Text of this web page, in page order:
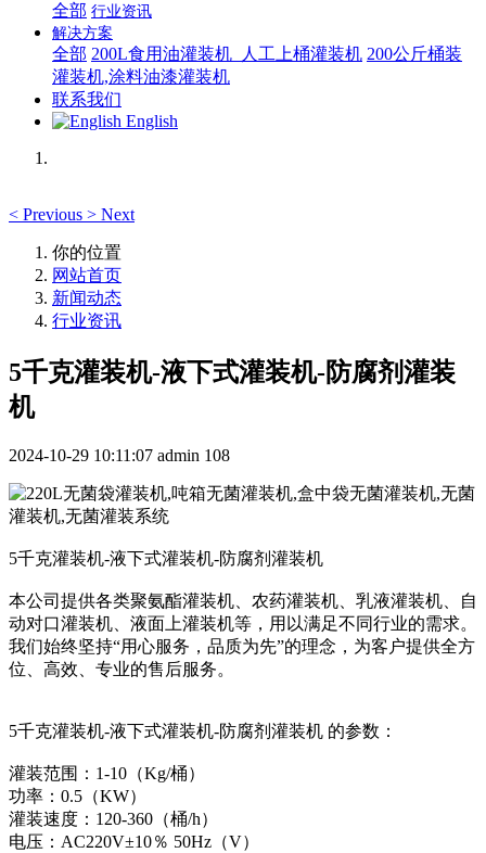
全部 行业资讯
解决方案
全部 200L食用油灌装机_人工上桶灌装机 200公斤桶装
灌装机,涂料油漆灌装机
联系我们
English
< Previous > Next
你的位置
网站首页
新闻动态
行业资讯
5千克灌装机-液下式灌装机-防腐剂灌装
机
2024-10-29 10:11:07 admin 108
5千克灌装机-液下式灌装机-防腐剂灌装机
本公司提供各类聚氨酯灌装机、农药灌装机、乳液灌装机、自
动对口灌装机、液面上灌装机等，用以满足不同行业的需求。
我们始终坚持“用心服务，品质为先”的理念，为客户提供全方
位、高效、专业的售后服务。
5千克灌装机-液下式灌装机-防腐剂灌装机 的参数：
灌装范围：1-10（Kg/桶）
功率：0.5（KW）
灌装速度：120-360（桶/h）
电压：AC220V±10％ 50Hz（V）